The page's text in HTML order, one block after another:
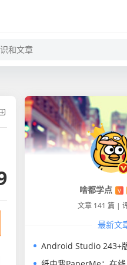
啥都学点 V
文章 141 篇 |
最新文
Android Studio 243+版